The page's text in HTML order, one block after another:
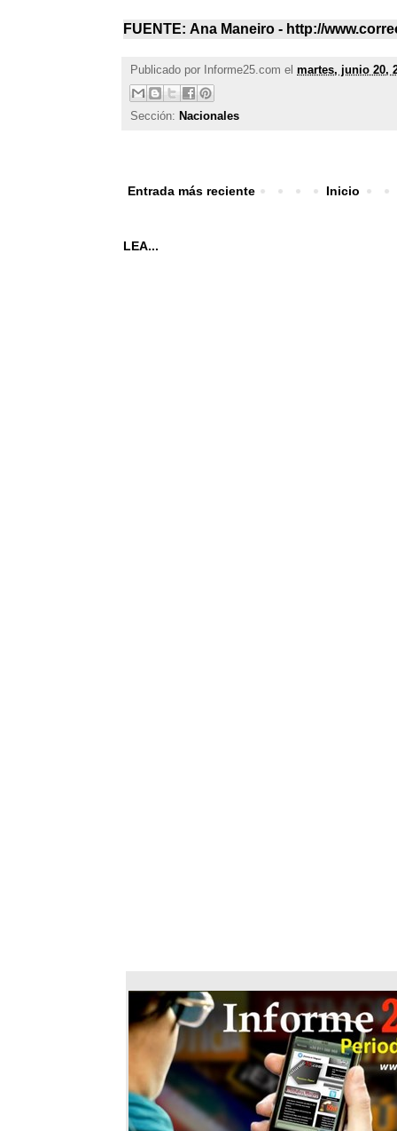
FUENTE: Ana Maneiro - http://
Publicado por Informe25.com el martes, junio 20,
Sección: Nacionales
Entrada más reciente Inicio
LEA...